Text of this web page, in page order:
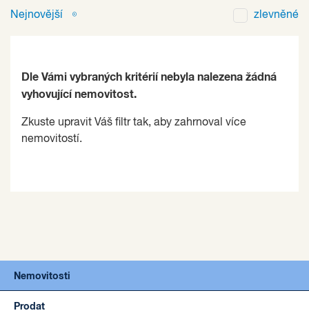
Nejnovější zlevněné
Dle Vámi vybraných kritérií nebyla nalezena žádná
vyhovující nemovitost.
Zkuste upravit Váš filtr tak, aby zahrnoval více
nemovitostí.
Nemovitosti
Prodat